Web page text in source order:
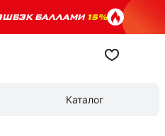
БАЛЛАМИ15%
Каталог